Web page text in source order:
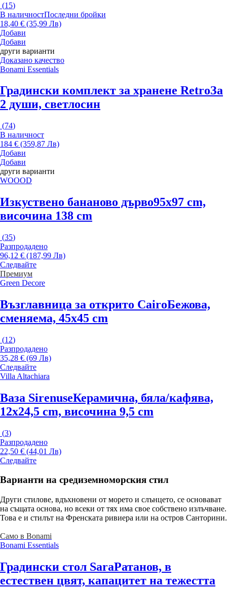
(15)
В наличностПоследни бройки
18,40 € (35,99 Лв)
Добави
Добави
други варианти
Доказано качество
Bonami Essentials
Градински комплект за хранене RetroЗа
2 души, светлосин
(74)
В наличност
184 € (359,87 Лв)
Добави
Добави
други варианти
WOOOD
Изкуствено бананово дърво95x97 cm,
височина 138 cm
(35)
Разпродадено
96,12 € (187,99 Лв)
Следвайте
Премиум
Green Decore
Възглавница за открито CairoБежова,
сменяема, 45x45 cm
(12)
Разпродадено
35,28 € (69 Лв)
Следвайте
Villa Altachiara
Ваза SirenuseКерамична, бяла/кафява,
12x24,5 cm, височина 9,5 cm
(3)
Разпродадено
22,50 € (44,01 Лв)
Следвайте
Варианти на средиземноморския стил
Други стилове, вдъхновени от морето и слънцето, се основават
на същата основа, но всеки от тях има свое собствено излъчване.
Това е и стилът на Френската ривиера или на остров Санторини.
Само в Bonami
Bonami Essentials
Градински стол SaraРатанов, в
естествен цвят, капацитет на тежестта